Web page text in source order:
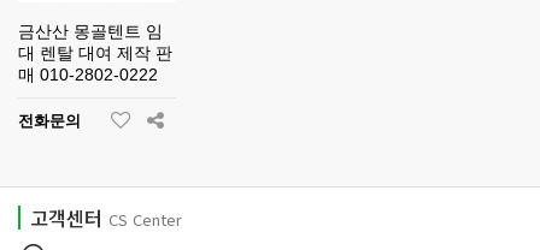
금산산 몽골텐트 임
대 렌탈 대여 제작 판
매 010-2802-0222
전화문의
고객센터 CS Center